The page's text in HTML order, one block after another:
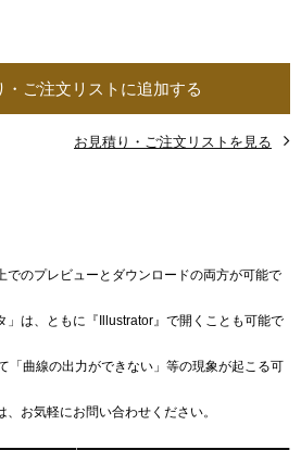
・ご注文リストに追加する
お見積り・ご注文リストを見る
でのプレビューとダウンロードの両方が可能で
」は、ともに『Illustrator』で開くことも可能で
「曲線の出力ができない」等の現象が起こる可
お気軽にお問い合わせください。